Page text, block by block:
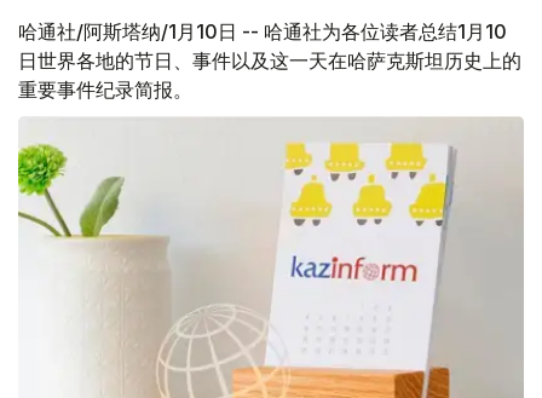
哈通社/阿斯塔纳/1月10日 -- 哈通社为各位读者总结1月10
日世界各地的节日、事件以及这一天在哈萨克斯坦历史上的
重要事件纪录简报。